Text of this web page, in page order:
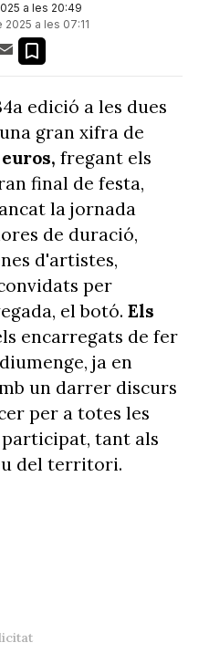
a les 20:49
a les 07:11
Email
edició a les dues
gran xifra de
euros, fregant els
final de festa,
la jornada
de duració,
d'artistes,
per
el botó. Els
encarregats de fer
ja en
un darrer discurs
per a totes les
tant als
del territori.